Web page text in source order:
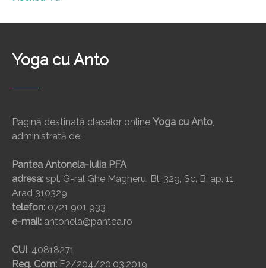
Yoga cu Anto
Pagină destinată claselor online Yoga cu Anto,
administrată de:
Pantea Antonela-Iulia PFA
adresa: spl. G-ral Ghe Magheru, Bl. 329, Sc. B, ap. 11,
Arad 310329
telefon: 0721 901 933
e-mail: antonela@pantea.ro
CUI: 40818271
Reg. Com: F2/204/20.03.2019